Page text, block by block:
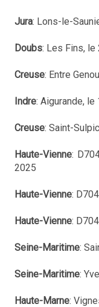
Jura: Lons-le-
Doubs: Les Fins, le
Creuse: Entre
Indre: Aigurande,
Creuse: Saint-
Haute-Vienne:
2025
Haute-Vienne:
Haute-Vienne:
Seine-Maritime:
Seine-Maritime:
Haute-Marne: